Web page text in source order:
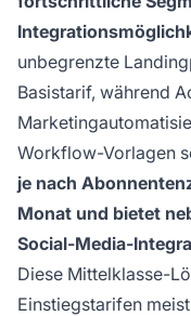
unbegrenzte
Basistarif, während
Workflow-Vorlagen
je nach
Monat und bietet
Social-Media-
Diese Mittelklasse-
Einstiegstarifen